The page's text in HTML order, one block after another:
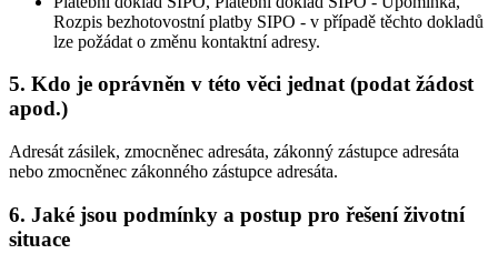
Rozpis bezhotovostní platby SIPO - v případě těchto dokladů
lze požádat o změnu kontaktní adresy.
5. Kdo je oprávněn v této věci jednat (podat žádost
apod.)
Adresát zásilek, zmocněnec adresáta, zákonný zástupce adresáta
nebo zmocněnec zákonného zástupce adresáta.
6. Jaké jsou podmínky a postup pro řešení životní
situace